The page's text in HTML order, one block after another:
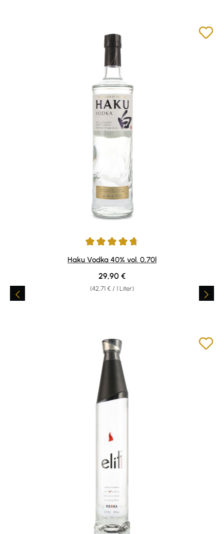
Durchschnittliche Bewertung von 4.8 von 5 Sternen
Haku Vodka 40% vol. 0,70l
(42,71 € / 1 Liter)
Regulärer Preis:
29,90 €